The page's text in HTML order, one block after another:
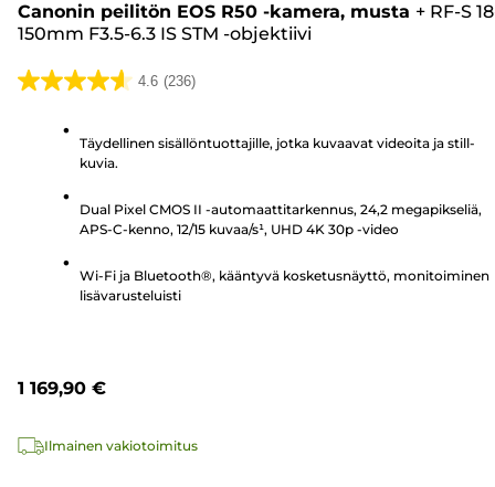
Canonin peilitön EOS R50 -kamera, musta + RF-S
150mm F3.5-6.3 IS STM -objektiivi
4.6 (236)
4.6/5
arvostelua
Täydellinen sisällöntuottajille, jotka kuvaavat videoita ja still-
kuvia.
Dual Pixel CMOS II -automaattitarkennus, 24,2 megapikseliä,
APS-C-kenno, 12/15 kuvaa/s¹, UHD 4K 30p -video
Wi-Fi ja Bluetooth®, kääntyvä kosketusnäyttö, monitoiminen
lisävarusteluisti
1 169,90 €
Ilmainen vakiotoimitus